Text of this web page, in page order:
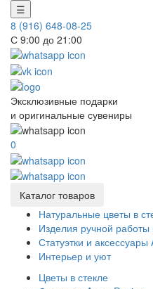
☰
8 (916) 648-08-25
С 9:00 до 21:00
Эксклюзивные подарки
и оригинальные сувениры
0
Каталог товаров
Натуральные цветы в
Изделия ручной работы
Статуэтки и
Интерьер и уют
Цветы в стекле